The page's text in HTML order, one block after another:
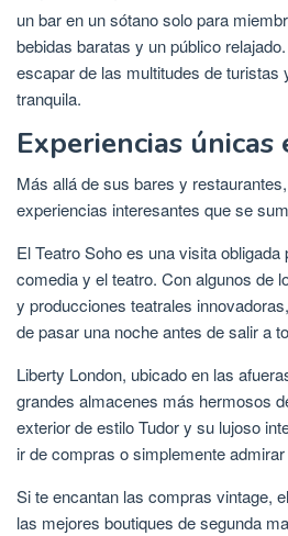
un bar en un sótano solo para
bebidas baratas y un público
escapar de las multitudes de turistas
tranquila.
Experiencias únicas
Más allá de sus bares y
experiencias interesantes que se
El Teatro Soho es una visita
comedia y el teatro. Con algunos de
y producciones teatrales
de pasar una noche antes de salir a
Liberty London, ubicado en las
grandes almacenes más hermosos
exterior de estilo Tudor y su lujoso
ir de compras o simplemente
Si te encantan las compras vintage,
las mejores boutiques de segunda